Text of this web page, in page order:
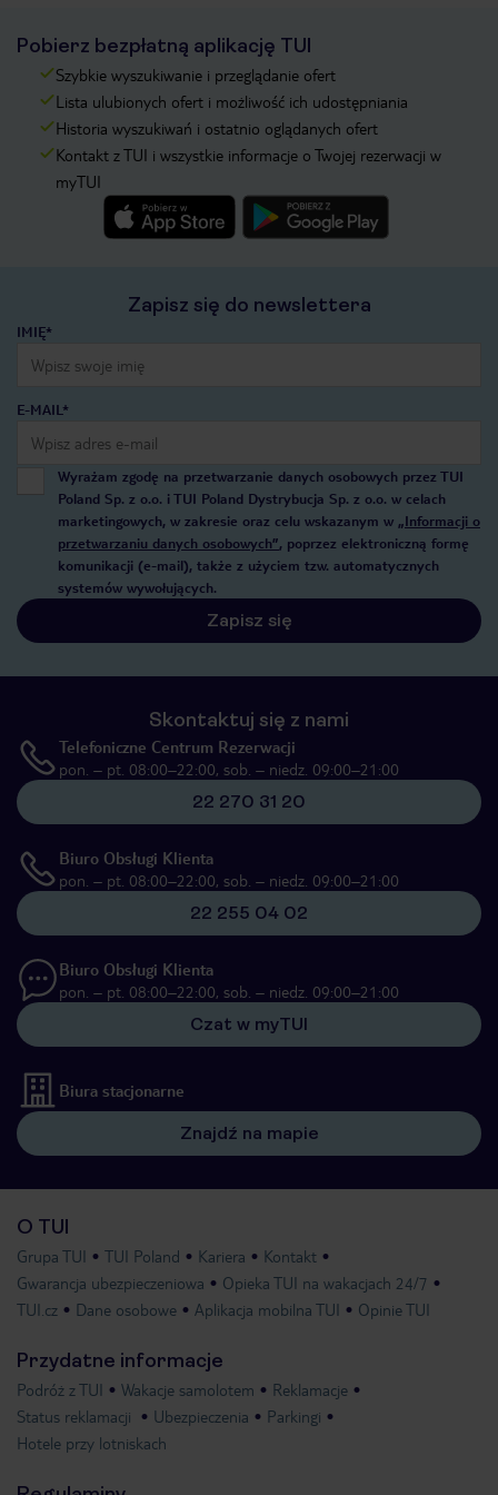
Pobierz bezpłatną aplikację TUI
Szybkie wyszukiwanie i przeglądanie ofert
Lista ulubionych ofert i możliwość ich udostępniania
Historia wyszukiwań i ostatnio oglądanych ofert
Kontakt z TUI i wszystkie informacje o Twojej rezerwacji w
myTUI
Zapisz się do newslettera
IMIĘ*
E-MAIL*
Wyrażam zgodę na przetwarzanie danych osobowych przez TUI
Poland Sp. z o.o. i TUI Poland Dystrybucja Sp. z o.o. w celach
marketingowych, w zakresie oraz celu wskazanym w „Informacji o
przetwarzaniu danych osobowych”, poprzez elektroniczną formę
komunikacji (e-mail), także z użyciem tzw. automatycznych
systemów wywołujących.
Zapisz się
Skontaktuj się z nami
Telefoniczne Centrum Rezerwacji
pon. – pt. 08:00–22:00, sob. – niedz. 09:00–21:00
22 270 31 20
Biuro Obsługi Klienta
pon. – pt. 08:00–22:00, sob. – niedz. 09:00–21:00
22 255 04 02
Biuro Obsługi Klienta
pon. – pt. 08:00–22:00, sob. – niedz. 09:00–21:00
Czat w myTUI
Biura stacjonarne
Znajdź na mapie
O TUI
Grupa TUI TUI Poland Kariera
Kontakt
Gwarancja ubezpieczeniowa
Opieka TUI na wakacjach 24/7
TUI.cz
Dane osobowe Aplikacja mobilna TUI Opinie TUI
Przydatne informacje
Podróż z TUI Wakacje samolotem
Reklamacje
Status reklamacji
Ubezpieczenia
Parkingi
Hotele przy lotniskach